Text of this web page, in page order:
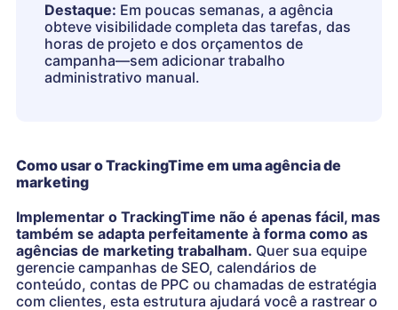
Destaque: Em poucas semanas, a agência
obteve visibilidade completa das tarefas, das
horas de projeto e dos orçamentos de
campanha—sem adicionar trabalho
administrativo manual.
Como usar o TrackingTime em uma agência de
marketing
Implementar o TrackingTime não é apenas fácil, mas
também se adapta perfeitamente à forma como as
agências de marketing trabalham. Quer sua equipe
gerencie campanhas de SEO, calendários de
conteúdo, contas de PPC ou chamadas de estratégia
com clientes, esta estrutura ajudará você a rastrear o